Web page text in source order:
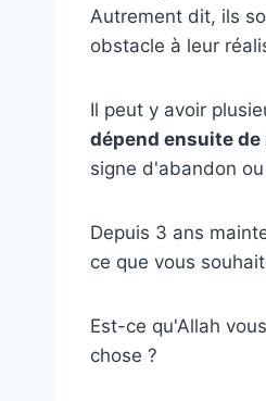
Autrement dit, ils
obstacle à leur
Il peut y avoir
dépend ensuite
signe d'abandon
Depuis 3 ans
ce que vous
Est-ce qu'Allah
chose ?